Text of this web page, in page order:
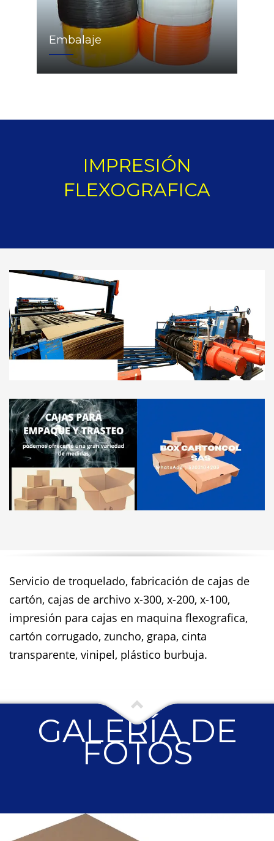
Embalaje
IMPRESIÓN
FLEXOGRAFICA
Servicio de troquelado, fabricación de cajas de
cartón, cajas de archivo x-300, x-200, x-100,
impresión para cajas en maquina flexografica,
cartón corrugado, zuncho, grapa, cinta
transparente, vinipel, plástico burbuja.
GALERÍA DE
FOTOS